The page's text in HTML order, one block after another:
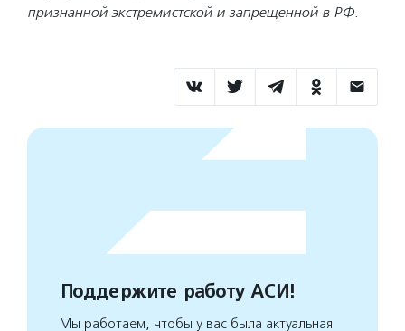
признанной экстремистской и запрещенной в РФ.
Поддержите работу АСИ!
Мы работаем, чтобы у вас была актуальная